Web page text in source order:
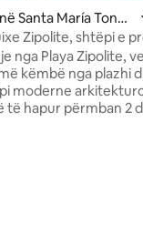
Santa María Tona
Zipolite, shtëpi e
të rritur
nga Playa Zipolite,
këmbë nga plazhi
moderne
të hapur përmban 2